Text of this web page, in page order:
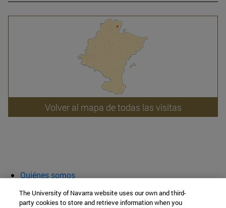
Volver al mapa de todas las visitas
Quiénes somos
Aula abierta
The University of Navarra website uses our own and third-
party cookies to store and retrieve information when you